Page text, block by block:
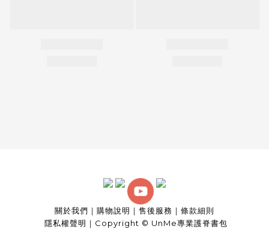
關於我們 ｜ 購物說明 ｜ 售後服務 ｜ 條款細則
隱私權聲明 ｜ Copyright © UnMe專業護脊書包